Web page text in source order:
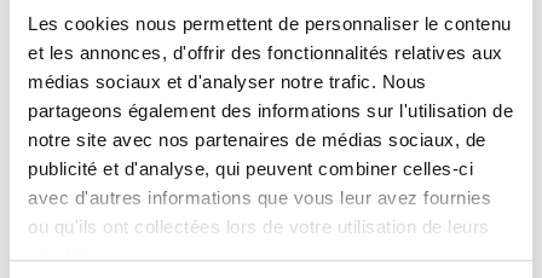
Les cookies nous permettent de personnaliser le contenu
et les annonces, d'offrir des fonctionnalités relatives aux
médias sociaux et d'analyser notre trafic. Nous
partageons également des informations sur l'utilisation de
notre site avec nos partenaires de médias sociaux, de
publicité et d'analyse, qui peuvent combiner celles-ci
avec d'autres informations que vous leur avez fournies
ou qu'ils ont collectées lors de votre utilisation de leurs
services.
Cours par niveau
Seconde Première Terminale
Études supérieures
Tous les cours particuliers à Lyon